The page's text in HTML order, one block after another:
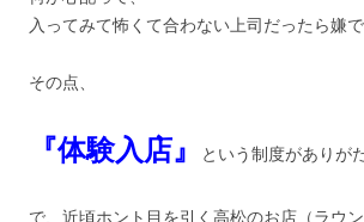
入ってみて怖くて合わない上司だったら嫌
その点、
『体験入店』 という制度がありが
で、近頃ホント目を引く高松のお店（ラウ